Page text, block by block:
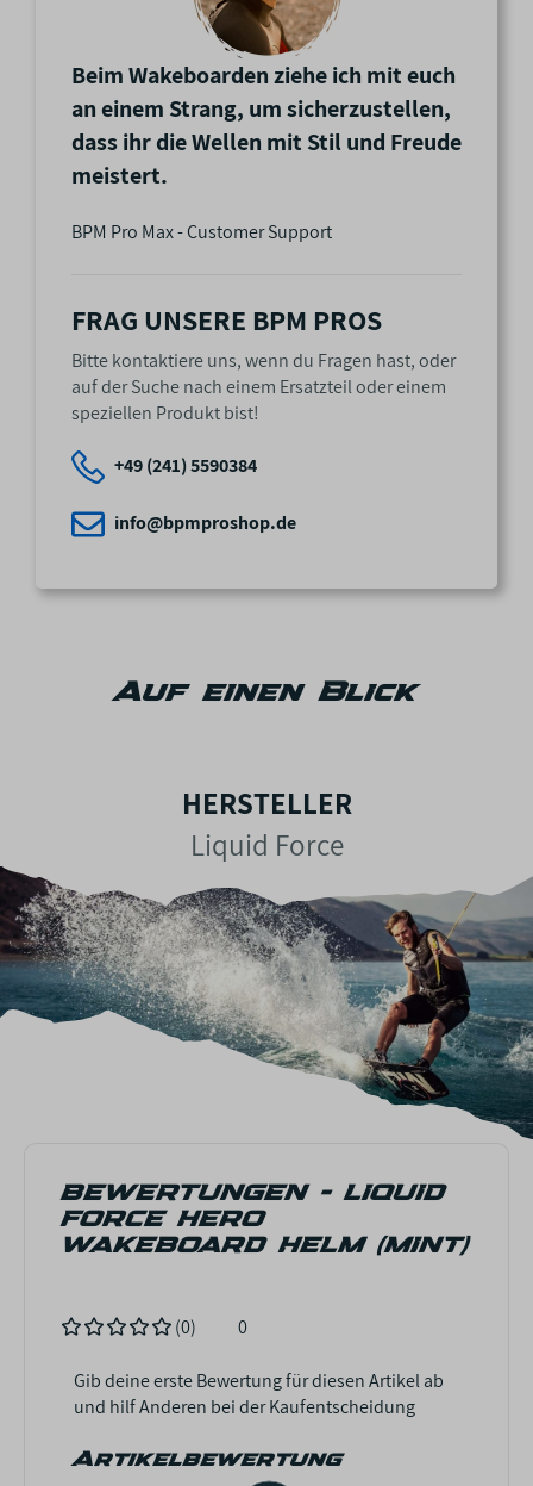
Beim Wakeboarden ziehe ich mit euch
an einem Strang, um sicherzustellen,
dass ihr die Wellen mit Stil und Freude
meistert.
BPM Pro Max - Customer Support
FRAG UNSERE BPM PROS
Bitte kontaktiere uns, wenn du Fragen hast, oder
auf der Suche nach einem Ersatzteil oder einem
speziellen Produkt bist!
+49 (241) 5590384
info@bpmproshop.de
Auf einen Blick
HERSTELLER
Liquid Force
BEWERTUNGEN - LIQUID
FORCE HERO
WAKEBOARD HELM (MINT)
(0) 0
Gib deine erste Bewertung für diesen Artikel ab
und hilf Anderen bei der Kaufentscheidung
Artikelbewertung